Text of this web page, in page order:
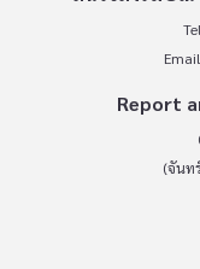
Report
(จันท